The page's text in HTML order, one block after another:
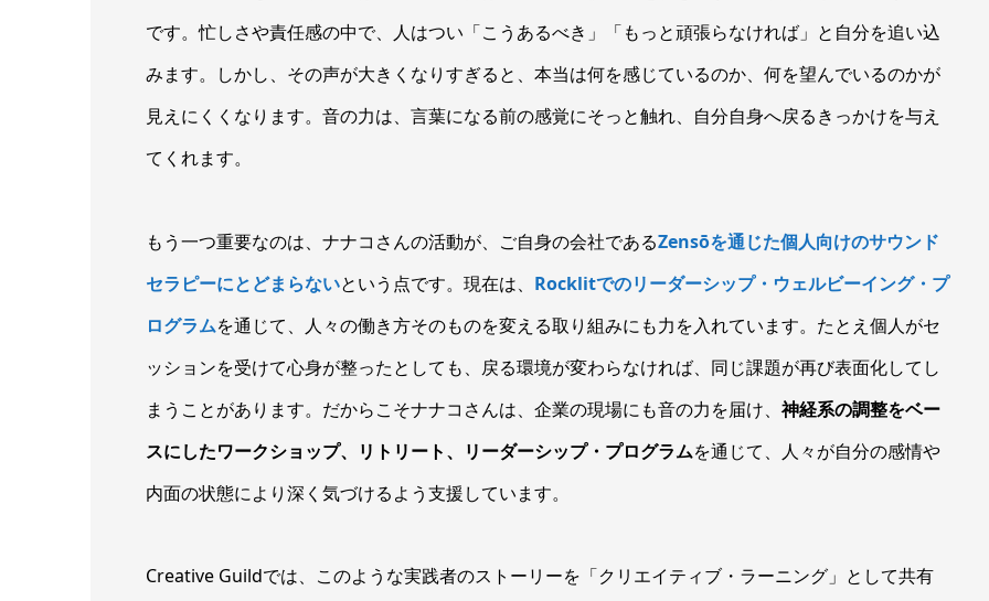
です。忙しさや責任感の中で、人はつい「こうあるべき」「もっと頑張らなければ」と自分を追い込
みます。しかし、その声が大きくなりすぎると、本当は何を感じているのか、何を望んでいるのかが
見えにくくなります。音の力は、言葉になる前の感覚にそっと触れ、自分自身へ戻るきっかけを与え
てくれます。
もう一つ重要なのは、ナナコさんの活動が、ご自身の会社であるZensōを通じた個人向けのサウンド
セラピーにとどまらないという点です。現在は、 Rocklitでのリーダーシップ・ウェルビーイング・プ
ログラムを通じて、人々の働き方そのものを変える取り組みにも力を入れています。たとえ個人がセ
ッションを受けて心身が整ったとしても、戻る環境が変わらなければ、同じ課題が再び表面化してし
まうことがあります。だからこそナナコさんは、企業の現場にも音の力を届け、 神経系の調整をベー
スにしたワークショップ、リトリート、リーダーシップ・プログラムを通じて、人々が自分の感情や
内面の状態により深く気づけるよう支援しています。
Creative Guildでは、このような実践者のストーリーを「クリエイティブ・ラーニング」として共有